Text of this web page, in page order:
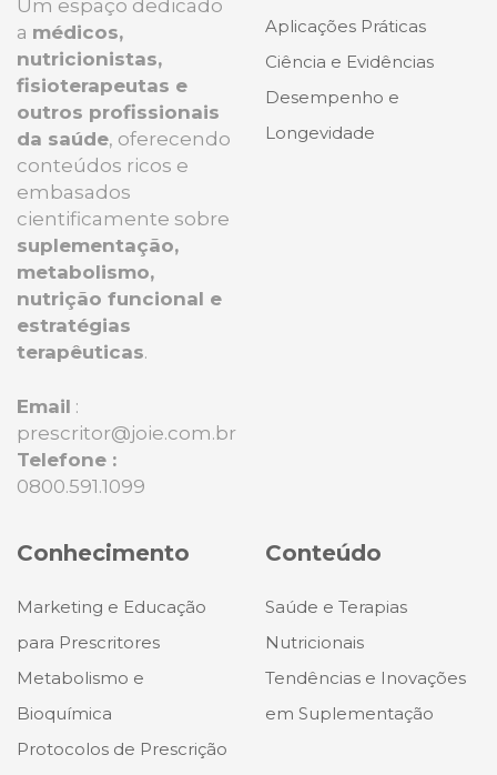
Um espaço dedicado
a médicos,
nutricionistas,
fisioterapeutas e
outros profissionais
da saúde, oferecendo
conteúdos ricos e
embasados
cientificamente sobre
suplementação,
metabolismo,
nutrição funcional e
estratégias
terapêuticas.
Email :
prescritor@joie.com.br
Telefone :
0800.591.1099
Aplicações Práticas
Ciência e Evidências
Desempenho e
Longevidade
Conhecimento
Marketing e Educação
para Prescritores
Metabolismo e
Bioquímica
Protocolos de Prescrição
Conteúdo
Saúde e Terapias
Nutricionais
Tendências e Inovações
em Suplementação